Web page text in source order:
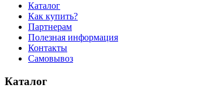
Каталог
Как купить?
Партнерам
Полезная информация
Контакты
Самовывоз
Каталог